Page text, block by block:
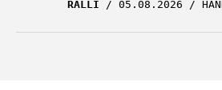
RALLI 05.08.2026